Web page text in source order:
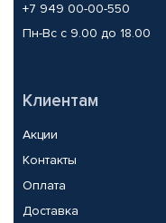
+7 949 00-00-550
Пн-Вс с 9.00 до 18.00
Клиентам
Акции
Контакты
Оплата
Доставка